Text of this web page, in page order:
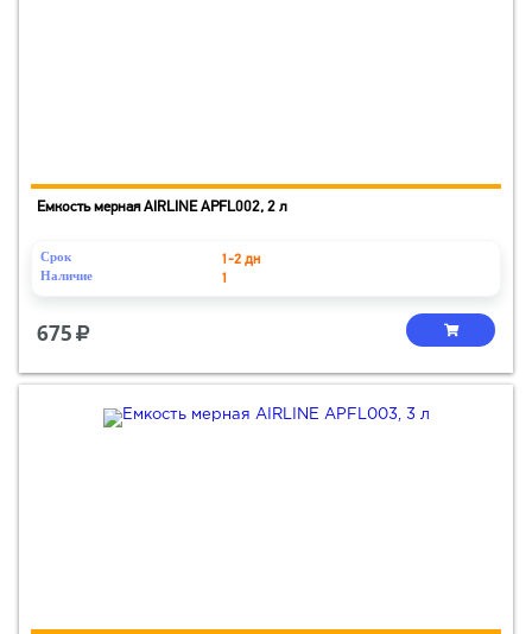
Емкость мерная AIRLINE APFL002, 2 л
Срок 1-2 дн
Наличие 1
675